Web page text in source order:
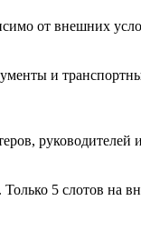
от внешних
и
руководителей
5 слотов на